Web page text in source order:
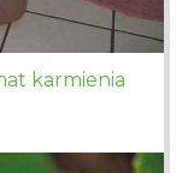
karmienia